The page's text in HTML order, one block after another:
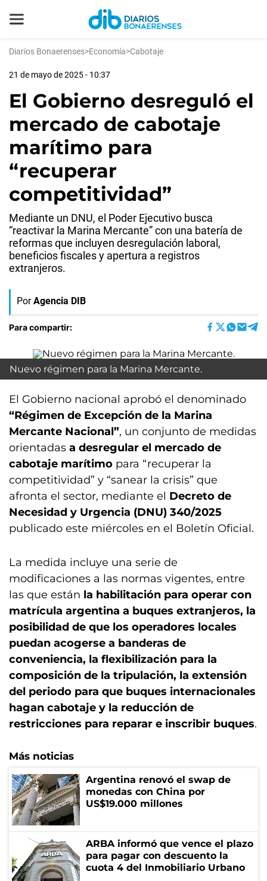
Diarios Bonaerenses>Economía>Cabotaje
21 de mayo de 2025 - 10:37
El Gobierno desreguló el
mercado de cabotaje
marítimo para
“recuperar
competitividad”
Mediante un DNU, el Poder Ejecutivo busca
“reactivar la Marina Mercante” con una batería de
reformas que incluyen desregulación laboral,
beneficios fiscales y apertura a registros
extranjeros.
Por Agencia DIB
Para compartir:
Nuevo régimen para la Marina Mercante.
El Gobierno nacional aprobó el denominado
“Régimen de Excepción de la Marina
Mercante Nacional”, un conjunto de medidas
orientadas a desregular el mercado de
cabotaje marítimo para “recuperar la
competitividad” y “sanear la crisis” que
afronta el sector, mediante el Decreto de
Necesidad y Urgencia (DNU) 340/2025
publicado este miércoles en el Boletín Oficial.
La medida incluye una serie de
modificaciones a las normas vigentes, entre
las que están la habilitación para operar con
matrícula argentina a buques extranjeros, la
posibilidad de que los operadores locales
puedan acogerse a banderas de
conveniencia, la flexibilización para la
composición de la tripulación, la extensión
del periodo para que buques internacionales
hagan cabotaje y la reducción de
restricciones para reparar e inscribir buques.
Más noticias
Argentina renovó el swap de
monedas con China por
US$19.000 millones
ARBA informó que vence el plazo
para pagar con descuento la
cuota 4 del Inmobiliario Urbano